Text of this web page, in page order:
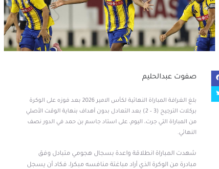
صفوت عبدالحليم
بلغ الغرافة المباراة النهائية لكأس الامير 2026 بعد فوزه على الوكرة
بركلات الترجيح (3 – 2) بعد التعادل بدون أهداف بنهاية الوقت الأصلي
من المباراة التي جرت، اليوم، على استاد جاسم بن حمد في الدور نصف
النهائي.
شهدت المباراة انطلاقة واعدة بسجال هجومي متبادل وفق
مبادرة من الوكرة الذي أراد مباغتة منافسه مبكرا، فكاد أن يسجل